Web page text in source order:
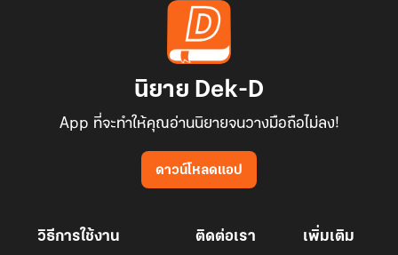
นิยาย Dek-D
App ที่จะทำให้คุณอ่านนิยายจนวางมือถือไม่ลง!
ดาวน์โหลดแอป
วิธีการใช้งาน ติดต่อเรา เพิ่มเติม